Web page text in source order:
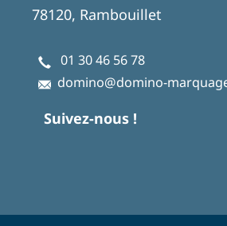
78120, Rambouillet
01 30 46 56 78
domino@domino-
Suivez-nous !